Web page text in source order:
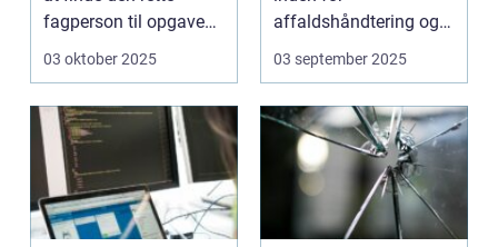
fagperson til opgaven.
Is&...
03 oktober 2025
affaldshåndtering og
genanve...
03 september 2025